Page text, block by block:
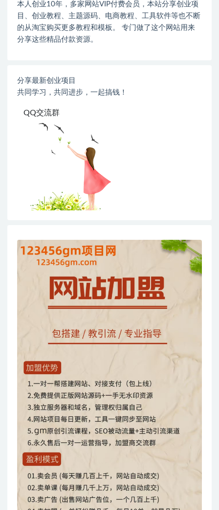
本人创业10年，多家网站VIP付费会员，本站分享创业项
目、创业教程、主题源码、电商教程、工具软件等也不断
的从淘宝购买更多教程和模板。 专门做了这个网站用来
分享这些精品付款资源。
分享最新创业项目
共同学习，共同进步，一起搞钱！
QQ交流群